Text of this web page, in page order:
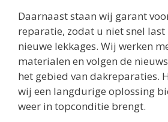
Daarnaast staan wij garant
reparatie, zodat u niet snel
nieuwe lekkages. Wij werken
materialen en volgen de
het gebied van dakreparaties.
wij een langdurige oplossing
weer in topconditie brengt.